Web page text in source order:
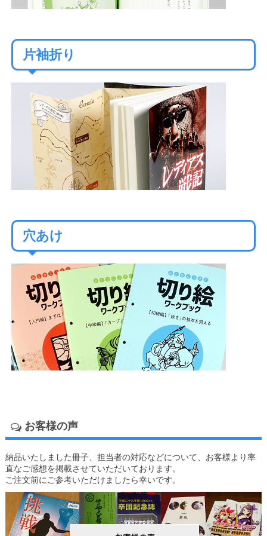
片袖折り
穴あけ
お客様の声
納品いたしました冊子、担当者の対応などについて、お客様より率
直なご感想を掲載させていただいております。
ご注文前にご参考いただけましたら幸いです。